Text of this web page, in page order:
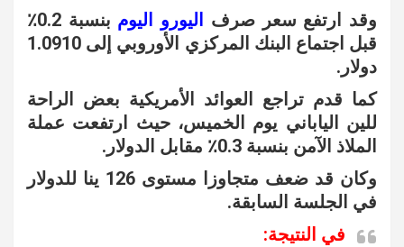
وقد ارتفع سعر صرف
اليورو اليوم
بنسبة 0.2٪
قبل اجتماع البنك المركزي الأوروبي إلى 1.0910
دولار.
كما قدم تراجع العوائد الأمريكية بعض الراحة
للين الياباني يوم الخميس، حيث ارتفعت عملة
الملاذ الآمن بنسبة 0.3٪ مقابل الدولار.
وكان قد ضعف متجاوزا مستوى 126 ينا للدولار
في الجلسة السابقة.
في النتيجة: